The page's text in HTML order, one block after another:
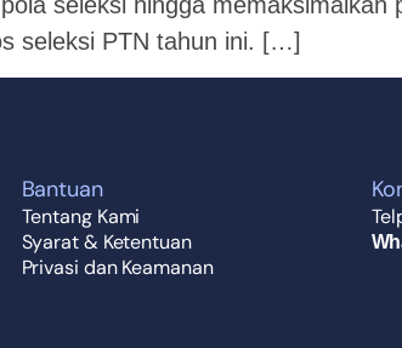
seleksi PTN tahun ini. […]
Bantuan
Tentang Kami
Syarat & Ketentuan
Privasi dan Keamanan